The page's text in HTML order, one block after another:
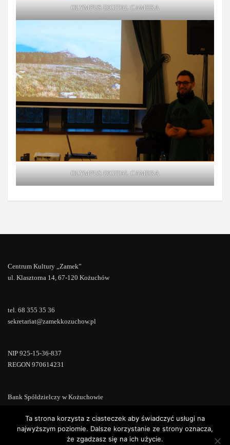
OLYMPUS DIGITAL CAMERA
OLYMPUS DIGITAL CAMERA
Centrum Kultury „Zamek”
ul. Klasztorna 14, 67-120 Kożuchów
tel. 68 355 35 36
sekretariat@zamekkozuchow.pl
NIP 925-15-36-837
REGON 970614231
Bank Spółdzielczy w Kożuchowie
Ta strona korzysta z ciasteczek aby świadczyć usługi na
najwyższym poziomie. Dalsze korzystanie ze strony oznacza,
że zgadzasz się na ich użycie.